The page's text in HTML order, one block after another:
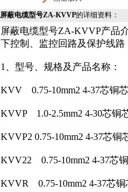
屏蔽电缆型号ZA-KVVP的详细资料：
屏蔽电缆型号ZA-KVVP产品
下控制、监控回路及保护线路
1、型号、规格及产品名称：
KVV 0.75-10mm2 4-37芯铜
KVVP 1.0-2.5mm2 4-30芯铜
KVVP2 0.75-10mm2 4-37芯
KVV22 0.75-10mm2 4-37芯
KVVR 0.75-10mm2 4-37芯